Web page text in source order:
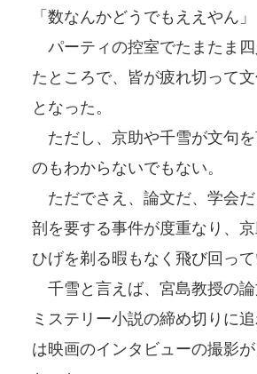
「数なんかどうでもええやん」
パーティの控室でたまたま四
たところで、皆が疲れ切って
となった。
ただし、京助や千雪が文句を
のもわからないでもない。
ただでさえ、論文だ、学会
剖を要する事件が度重なり、
ひげを剃る暇もなく飛び回って
千雪と言えば、宮島教授の論
ミステリー小説の締め切りに
は映画のインタビューの撮影